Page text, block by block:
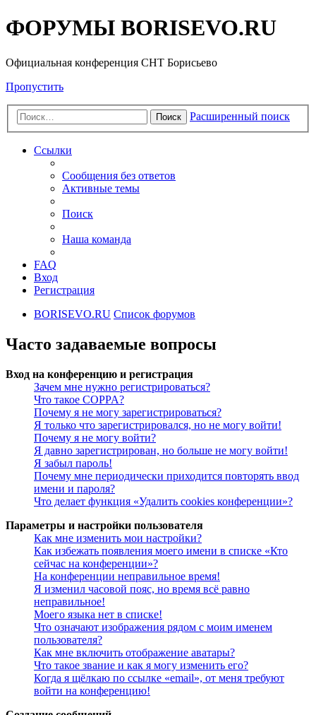
ФОРУМЫ BORISEVO.RU
Официальная конференция СНТ Борисьево
Пропустить
Поиск Расширенный поиск
Ссылки
Сообщения без ответов
Активные темы
Поиск
Наша команда
FAQ
Вход
Регистрация
BORISEVO.RU Список форумов
Часто задаваемые вопросы
Вход на конференцию и регистрация
Зачем мне нужно регистрироваться?
Что такое COPPA?
Почему я не могу зарегистрироваться?
Я только что зарегистрировался, но не могу войти!
Почему я не могу войти?
Я давно зарегистрирован, но больше не могу войти!
Я забыл пароль!
Почему мне периодически приходится повторять ввод
имени и пароля?
Что делает функция «Удалить cookies конференции»?
Параметры и настройки пользователя
Как мне изменить мои настройки?
Как избежать появления моего имени в списке «Кто
сейчас на конференции»?
На конференции неправильное время!
Я изменил часовой пояс, но время всё равно
неправильное!
Моего языка нет в списке!
Что означают изображения рядом с моим именем
пользователя?
Как мне включить отображение аватары?
Что такое звание и как я могу изменить его?
Когда я щёлкаю по ссылке «email», от меня требуют
войти на конференцию!